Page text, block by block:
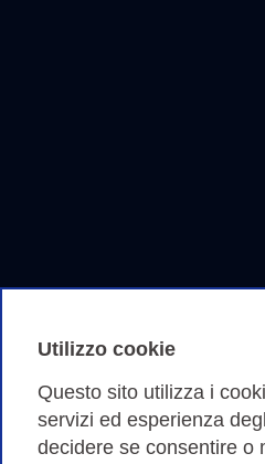
Utilizzo cookie
Questo sito utilizza i
servizi ed esperienza
decidere se consentire o